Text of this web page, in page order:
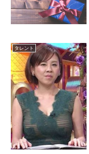
タレント